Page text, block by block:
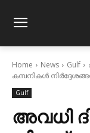
Home News Gulf
കമ്പനികള്‍
Gulf
അവധി